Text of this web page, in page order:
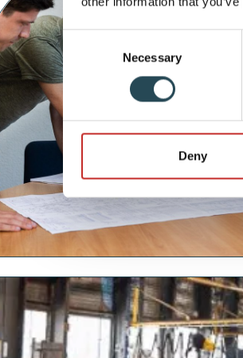
Consent
Selection
Necessary
Deny